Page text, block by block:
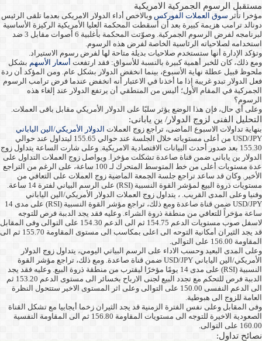
مستقبل الرسوم الجمركية الامريكية
مؤخرا تأثر سوق العملات الفوركس وبالاخص أداء الدولار الامريكى بعدما تلقى الرئيس
دونالد ترامب هزيمة كبيرة بعد أن أسقطت المحكمة العليا الأمريكية الركيزة الأساسية
لبرنامجه لفرض الرسوم الجمركية. وصوّتت المحكمة بأغلبية 6 أصوات مقابل 3 ضد
استخدامه لصلاحياته الرئاسية الخاصة لفرض هذه الرسوم.
وتؤكد الإدارة أنها ستستخدم صلاحيات بديلة متاحة لها لفرض رسوم الاستيراد.
ومع ذلك، كان للخبر أهمية كبيرة بالنسبة للأسواق: فقد ارتفعت أسعار الأسهم بشكل
ملحوظ قبيل عطلة نهاية الأسبوع، بينما انخفض الدولار بشكل عام. ومن المؤكد أن ردة
فعل الدولار تبدو غريبة إذا ما أخذنا في الاعتبار أنه انخفض عندما فرض ترامب الرسوم
الجمركية في المقام الأول؛ أليس من المنطقي أن يرتفع الدولار عند إلغاء هذه
الرسوم؟
وعلى أي حال، فإن هذا الوضع يؤثر سلبًا على الدولار الأمريكي مقابل باقى العملات.
التحليل الفنى لزوج الدولار/ ين يابانى:
بنهاية تداولات الاسبوع الماضى، تراجع زوج العملات الدولار الأمريكي/الين الياباني
USD/JPY من أعلى مستوياته خلال الجلسة عند حوالي 155.65 ليتداول عند حوالي
155.30 بعد صدور أحدث البيانات الاقتصادية الامريكية. وعلى شارت الساعة يتداول زوج
الدولار ين يابانى ضمن قناة صاعدة تشكلت مؤخرا. ويواصل زوج العملات التداول على
عدة مستويات أعلى من خط المتوسط المتحرك لـ 100 ساعة، على الرغم من التراجع
الأخير. وكان قد ساعد تراجع جلسة الجمعة الماضية زوج العملات على التعافي من
مستويات ذروة البيع لمؤشر القوة النسبية (RSI) على الرسم البياني لفترة 14 ساعة.
وفنيا وعلى المدى القريب. ، يتداول زوج العملات الدولار الأمريكي/الين الياباني
USD/JPY ضمن قناة صاعدة ومع ذلك، تراجع مؤشر القوة النسبية (RSI) على مدى 14
ساعة مؤخراً للتعافي من منطقة ذروة الشراء. وعليه فقد يجد الدببة فرص للتوجه
لاسفل صوب مستويات الدعم 154.75 ثم الى الدعم 154.30 على التوالى وفى المقابل
قد يجد الثيران أمكانية التوحه الى اعلى بمكاسب الى مستوى المقاومة 155.70 ثم الى
المقاومة 156.00 على التوالى.
وعلى المدى البعيد وحسب الاداء على الرسم البياني اليومي، يتداول زوج الدولار
الأمريكي/الين الياباني USD/JPY ضمن قناة صاعدة. ومع ذلك، تراجع مؤشر القوة
النسبية (RSI) على مدى 14 يومًا مؤخرًا ليقترب من منطقة ذروة البيع. وعليه فقد يجد
الدببة فرص للتحكم مع تجدد البيع لجنى الارباح بخسائر الى مستوى الدعم 153.20 ثم
الى الدعم النفسى 150.00 على التوالى وعلى اثر المستوى الاخير ستتحول النظرة
العامة للزوج الى هبوطية.
وفى المقابل وعلى نفس الفترة الزمنية قد يجد الثيران زخما أيجابيا مع تشكل القناة
الصعودية الاخيرة للتوجه الى مستويات المقاومة 156.80 ثم الى المقاومة النفسية
160.00 على التوالى.
نصائح تداول: